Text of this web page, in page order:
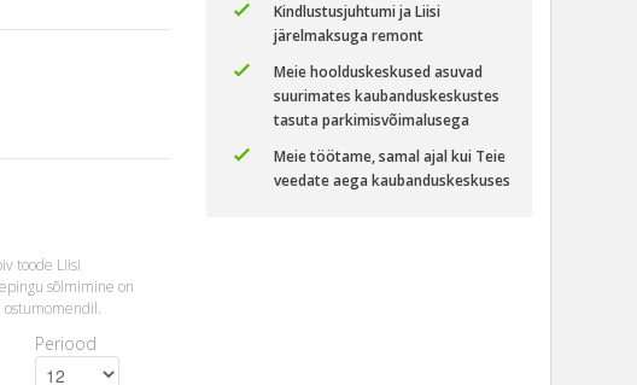
toode Liisi
sõlmimine on
ostumomendil.
Periood
Kindlustusjuhtumi ja Liisi
järelmaksuga remont
Meie hoolduskeskused asuvad
suurimates kaubanduskeskustes
tasuta parkimisvõimalusega
Meie töötame, samal ajal kui Teie
veedate aega kaubanduskeskuses